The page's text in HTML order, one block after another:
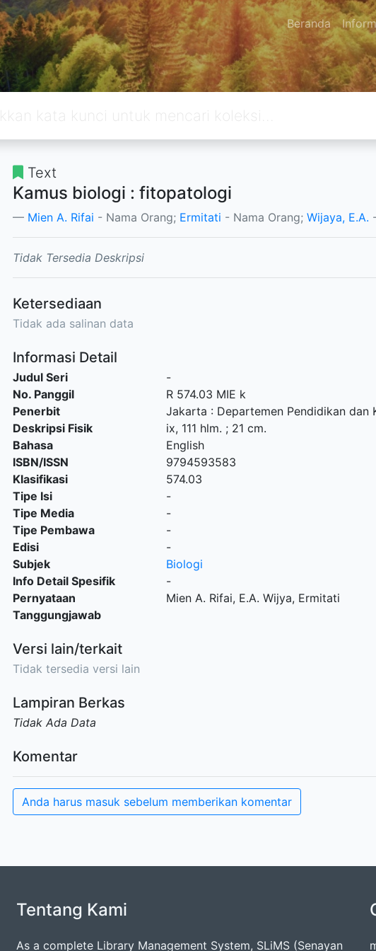
Beranda
Text
Kamus biologi : fitopatologi
Mien A. Rifai - Nama Orang; Ermitati - Nama Orang; Wijaya, E.A.
Tidak Tersedia Deskripsi
Ketersediaan
Tidak ada salinan data
Informasi Detail
Judul Seri
-
No. Panggil
R 574.03 MIE k
Penerbit
Jakarta : Departemen Pendidikan dan
Deskripsi Fisik
ix, 111 hlm. ; 21 cm.
Bahasa
English
ISBN/ISSN
9794593583
Klasifikasi
574.03
Tipe Isi
-
Tipe Media
-
Tipe Pembawa
-
Edisi
-
Subjek
Biologi
Info Detail Spesifik
-
Pernyataan
Tanggungjawab
Mien A. Rifai, E.A. Wijya, Ermitati
Versi lain/terkait
Tidak tersedia versi lain
Lampiran Berkas
Tidak Ada Data
Komentar
Anda harus masuk sebelum memberikan komentar
Tentang Kami
As a complete Library Management System, SLiMS (Senayan